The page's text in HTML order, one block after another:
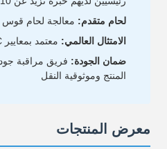
لحام متقدم: معالجة لحام قوس
الامتثال العالمي: معتمد بمعايير CE، GCC، و FSC
ضمان الجودة: فريق مراقبة
المنتج وموثوقية النقل
معرض المنتجات